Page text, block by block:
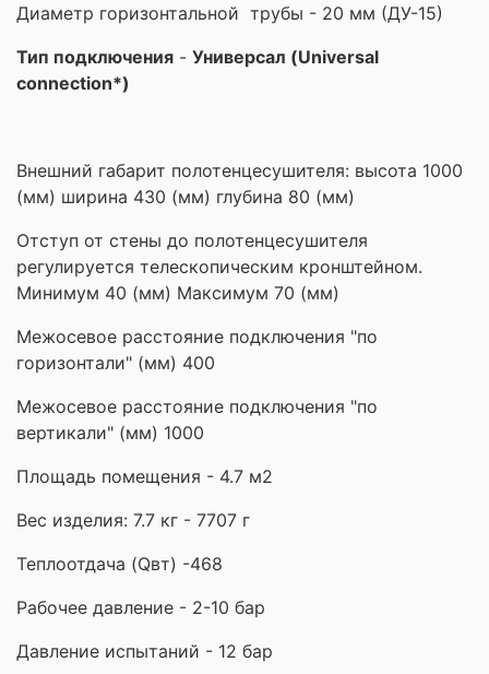
Диаметр горизонтальной трубы - 20 мм (ДУ-15)
Тип подключения - Универсал (Universal
connection*)
Внешний габарит полотенцесушителя: высота 1000
(мм) ширина 430 (мм) глубина 80 (мм)
Отступ от стены до полотенцесушителя
регулируется телескопическим кронштейном.
Минимум 40 (мм) Максимум 70 (мм)
Межосевое расстояние подключения "по
горизонтали" (мм) 400
Межосевое расстояние подключения "по
вертикали" (мм) 1000
Площадь помещения - 4.7 м2
Вес изделия: 7.7 кг - 7707 г
Теплоотдача (Qвт) -468
Рабочее давление - 2-10 бар
Давление испытаний - 12 бар